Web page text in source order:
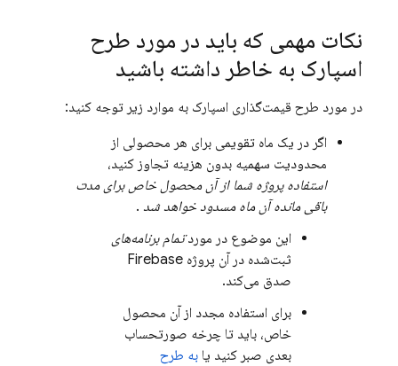
نکات مهمی که باید در مورد طرح
اسپارک به خاطر داشته باشید
در مورد طرح قیمت‌گذاری اسپارک به موارد زیر توجه کنید:
اگر در یک ماه تقویمی برای هر محصولی از
محدودیت سهمیه بدون هزینه تجاوز کنید،
استفاده پروژه شما از آن محصول خاص برای مدت
باقی مانده آن ماه مسدود خواهد شد .
این موضوع در موردتمام برنامه‌های
ثبت‌شده در آن پروژه Firebase
صدق می‌کند.
برای استفاده مجدد از آن محصول
خاص، باید تا چرخه صورتحساب
بعدی صبر کنید یا به طرح